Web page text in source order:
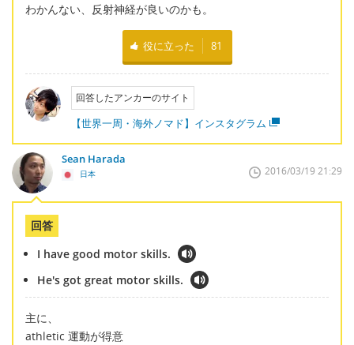
わかんない、反射神経が良いのかも。
役に立った 81
回答したアンカーのサイト
【世界一周・海外ノマド】インスタグラム
Sean Harada
日本 2016/03/19 21:29
回答
I have good motor skills.
He's got great motor skills.
主に、
athletic 運動が得意